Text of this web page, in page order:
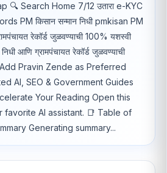
🔍 Search Home 7/12 उतारा e-KYC
PM किसान सन्मान निधी pmkisan PM
रेकॉर्ड जुळवण्याची 100% यशस्वी
आणि ग्रामपंचायत रेकॉर्ड जुळवण्याची
Add Pravin Zende as Preferred
AI, SEO & Government Guides
Your Reading Open this
AI assistant. 📑 Table of
Generating summary...